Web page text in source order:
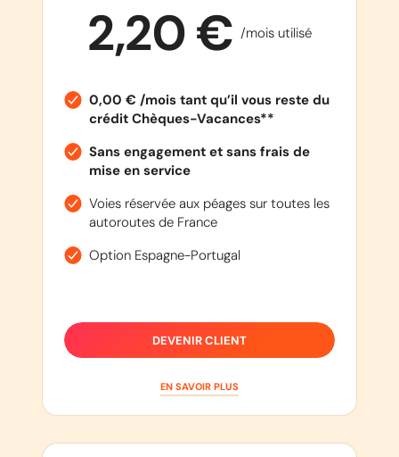
2,20 € /mois utilisé
0,00 € /mois tant qu’il vous reste du
crédit Chèques-Vacances**
Sans engagement et sans frais de
mise en service
Voies réservée aux péages sur toutes les
autoroutes de France
Option Espagne-Portugal
DEVENIR CLIENT
EN SAVOIR PLUS